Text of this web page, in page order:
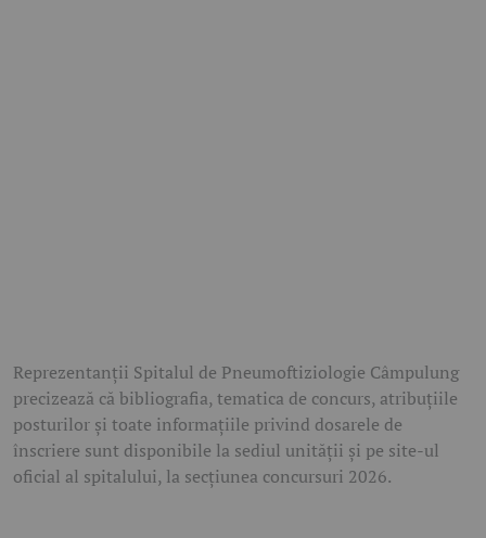
Reprezentanții Spitalul de Pneumoftiziologie Câmpulung
precizează că bibliografia, tematica de concurs, atribuțiile
posturilor și toate informațiile privind dosarele de
înscriere sunt disponibile la sediul unității și pe site-ul
oficial al spitalului, la secțiunea concursuri 2026.